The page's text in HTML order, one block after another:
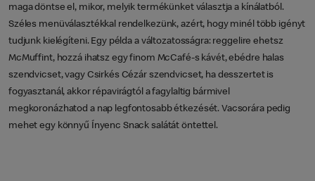
maga döntse el, mikor, melyik termékünket választja a kínálatból.
Széles menüválasztékkal rendelkezünk, azért, hogy minél több igényt
tudjunk kielégíteni. Egy példa a változatosságra: reggelire ehetsz
McMuffint, hozzá ihatsz egy finom McCafé-s kávét, ebédre halas
szendvicset, vagy Csirkés Cézár szendvicset, ha desszertet is
fogyasztanál, akkor répavirágtól a fagylaltig bármivel
megkoronázhatod a nap legfontosabb étkezését. Vacsorára pedig
mehet egy könnyű Ínyenc Snack salátát öntettel.